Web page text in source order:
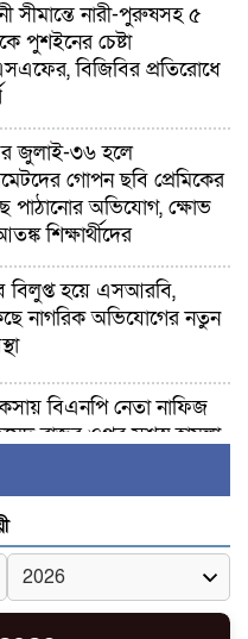
সীমান্তে নারী-পুরুষসহ ৫
পুশইনের চেষ্টা
বিজিবির প্রতিরোধে
জুলাই-৩৬ হলে
গোপন ছবি প্রেমিকের
পাঠানোর অভিযোগ, ক্ষোভ
শিক্ষার্থীদের
বিলুপ্ত হয়ে এসআরবি,
নাগরিক অভিযোগের নতুন
বিএনপি নেতা নাফিজ
রাজুর ওপর সশস্ত্র হামলা,
ছবিতে জুতা
‘জারজ সন্তান’:
হামজা